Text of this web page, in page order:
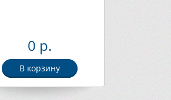
0 р.
В корзину